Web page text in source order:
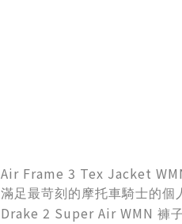
Air Frame 3 Tex Jacket
滿足最苛刻的摩托車騎士的個
Drake 2 Super Air WMN褲